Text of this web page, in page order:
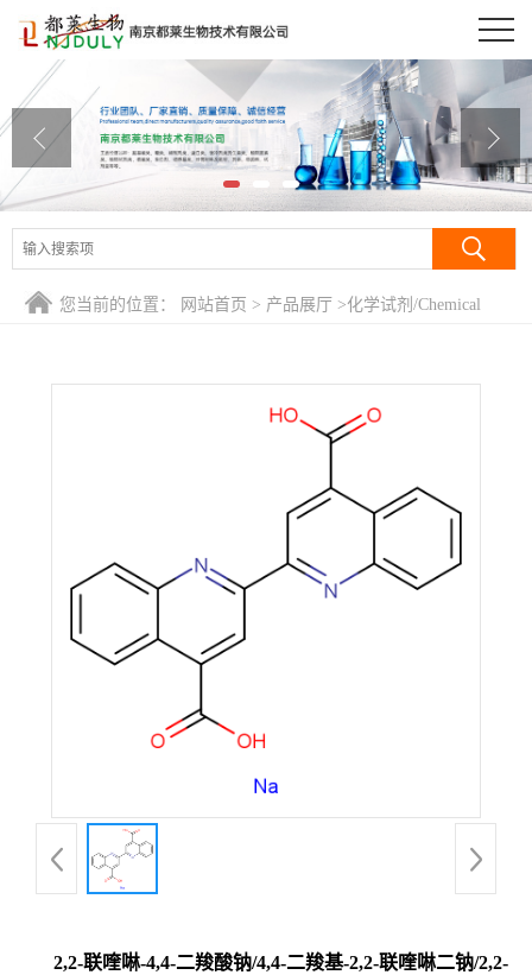
公司首页
公司介绍
公司动态
产品展厅
证书荣誉
您当前的位置： 网站首页 > 产品展厅 >化学试剂/Chemical
2,2-联喹啉-4,4-二羧酸钠/4,4-二羧基-2,2-联喹啉二钠/2,2-